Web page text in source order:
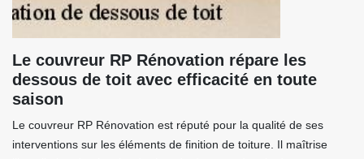
Le couvreur RP Rénovation répare les
dessous de toit avec efficacité en toute
saison
Le couvreur RP Rénovation est réputé pour la qualité de ses
interventions sur les éléments de finition de toiture. Il maîtrise